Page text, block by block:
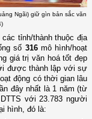
Ngãi) giữ gìn bản sắc văn
tỉnh/thành thuộc địa
số 316mô hình/hoạt
giá trị văn hoá tốt đẹp
được thành lập với sự
động có thời gian lâu
đây nhất là 1 năm (từ
với 23.783 người
hình, đó là: